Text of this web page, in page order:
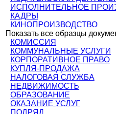
ИСПОЛНИТЕЛЬНОЕ
КАДРЫ
КИНОПРОИЗВОДСТВО
Показать все образцы
КОМИССИЯ
КОММУНАЛЬНЫЕ УСЛУГИ
КОРПОРАТИВНОЕ ПРАВО
КУПЛЯ-ПРОДАЖА
НАЛОГОВАЯ СЛУЖБА
НЕДВИЖИМОСТЬ
ОБРАЗОВАНИЕ
ОКАЗАНИЕ УСЛУГ
ПОДРЯД